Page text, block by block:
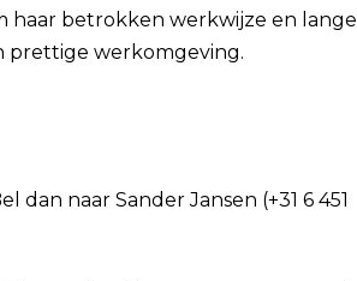
haar betrokken werkwijze en lange
prettige werkomgeving.
naar Sander Jansen (+31 6 451